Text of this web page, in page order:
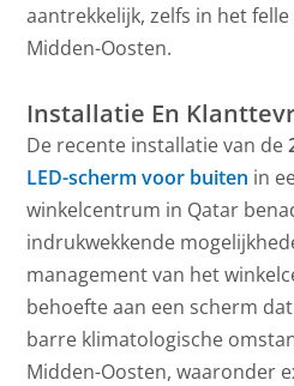
aantrekkelijk, zelfs in het
Midden-Oosten.
Installatie En
De recente installatie van de
LED-scherm voor buiten in
winkelcentrum in Qatar
indrukwekkende
management van het
behoefte aan een scherm
barre klimatologische
Midden-Oosten, waaronder